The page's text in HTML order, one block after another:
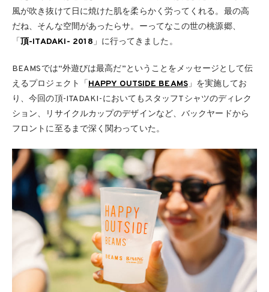
風が吹き抜けて日に焼けた肌を柔らかく労ってくれる。最の高
だね、そんな空間があったらサ。ーってなこの世の桃源郷、
「頂-ITADAKI- 2018」に行ってきました。
BEAMSでは“外遊びは最高だ”ということをメッセージとして伝
えるプロジェクト「 HAPPY OUTSIDE BEAMS」を実施してお
り、今回の頂-ITADAKI-においてもスタッフTシャツのディレク
ション、リサイクルカップのデザインなど、バックヤードから
フロントに至るまで深く関わっていた。